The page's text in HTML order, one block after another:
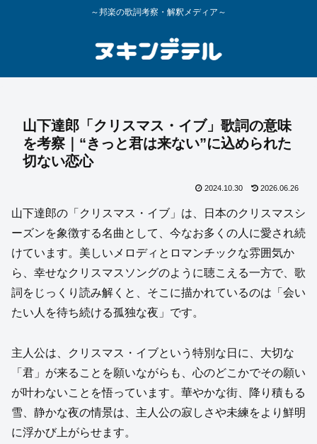
～邦楽の歌詞考察・解釈メディア～
山下達郎「クリスマス・イブ」歌詞の意味
を考察｜“きっと君は来ない”に込められた
切ない恋心
2024.10.30 2026.06.26
山下達郎の「クリスマス・イブ」は、日本のクリスマスシ
ーズンを象徴する名曲として、今なお多くの人に愛され続
けています。美しいメロディとロマンチックな雰囲気か
ら、幸せなクリスマスソングのように聴こえる一方で、歌
詞をじっくり読み解くと、そこに描かれているのは「会い
たい人を待ち続ける孤独な夜」です。
主人公は、クリスマス・イブという特別な日に、大切な
「君」が来ることを願いながらも、心のどこかでその願い
が叶わないことを悟っています。華やかな街、降り積もる
雪、静かな夜の情景は、主人公の寂しさや未練をより鮮明
に浮かび上がらせます。